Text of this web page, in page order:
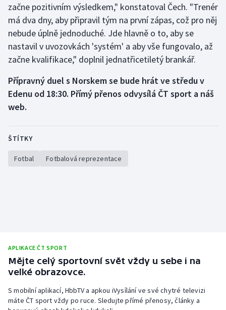
začne pozitivním výsledkem," konstatoval Čech. "Trenér
má dva dny, aby připravil tým na první zápas, což pro něj
nebude úplně jednoduché. Jde hlavně o to, aby se
nastavil v uvozovkách 'systém' a aby vše fungovalo, až
začne kvalifikace," doplnil jednatřicetiletý brankář.
Přípravný duel s Norskem se bude hrát ve středu v
Edenu od 18:30. Přímý přenos odvysílá ČT sport a náš
web.
ŠTÍTKY
Fotbal Fotbalová reprezentace
APLIKACE ČT SPORT
Mějte celý sportovní svět vždy u sebe i na
velké obrazovce.
S mobilní aplikací, HbbTV a apkou iVysílání ve své chytré televizi
máte ČT sport vždy po ruce. Sledujte přímé přenosy, články a